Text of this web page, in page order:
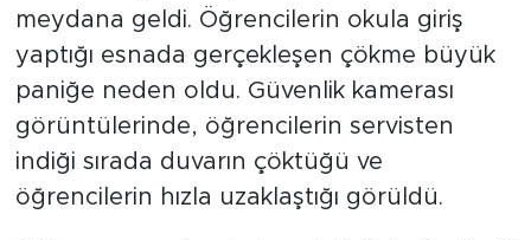
meydana geldi. Öğrencilerin okula giriş
yaptığı esnada gerçekleşen çökme büyük
paniğe neden oldu. Güvenlik kamerası
görüntülerinde, öğrencilerin servisten
indiği sırada duvarın çöktüğü ve
öğrencilerin hızla uzaklaştığı görüldü.